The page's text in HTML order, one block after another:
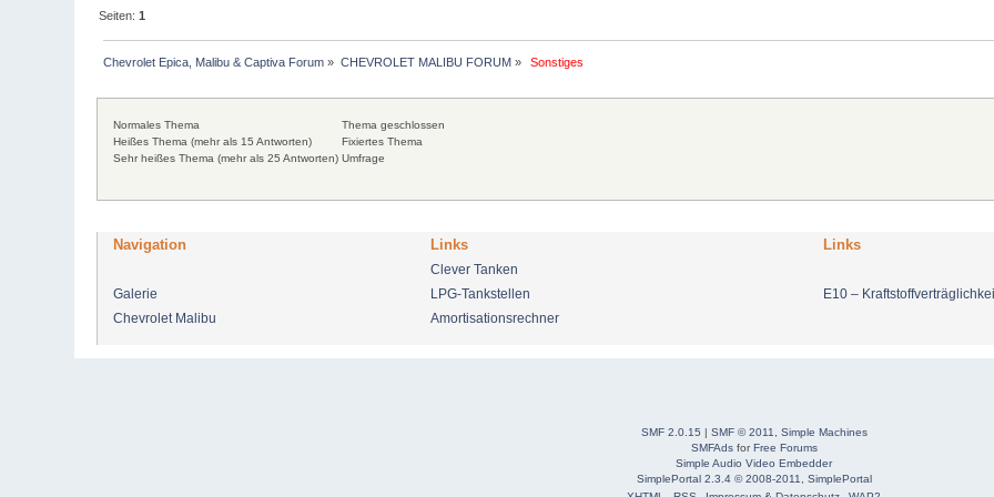
Seiten:1
Chevrolet Epica, Malibu & Captiva Forum » CHEVROLET MALIBU FORUM» Sonstiges
Normales Thema
Heißes Thema (mehr als 15 Antworten)
Sehr heißes Thema (mehr als 25 Antworten)
Thema geschlossen
Fixiertes Thema
Umfrage
Navigation Links Links
Clever Tanken
Galerie
LPG-Tankstellen
E10 –
Chevrolet Malibu
Amortisationsrechner
SMF 2.0.15 | SMF © 2011
Simple Machines
SMFAdsforFree Forums
Simple Audio Video Embedder
SimplePortal 2.3.4 © 2008-2011, SimplePortal